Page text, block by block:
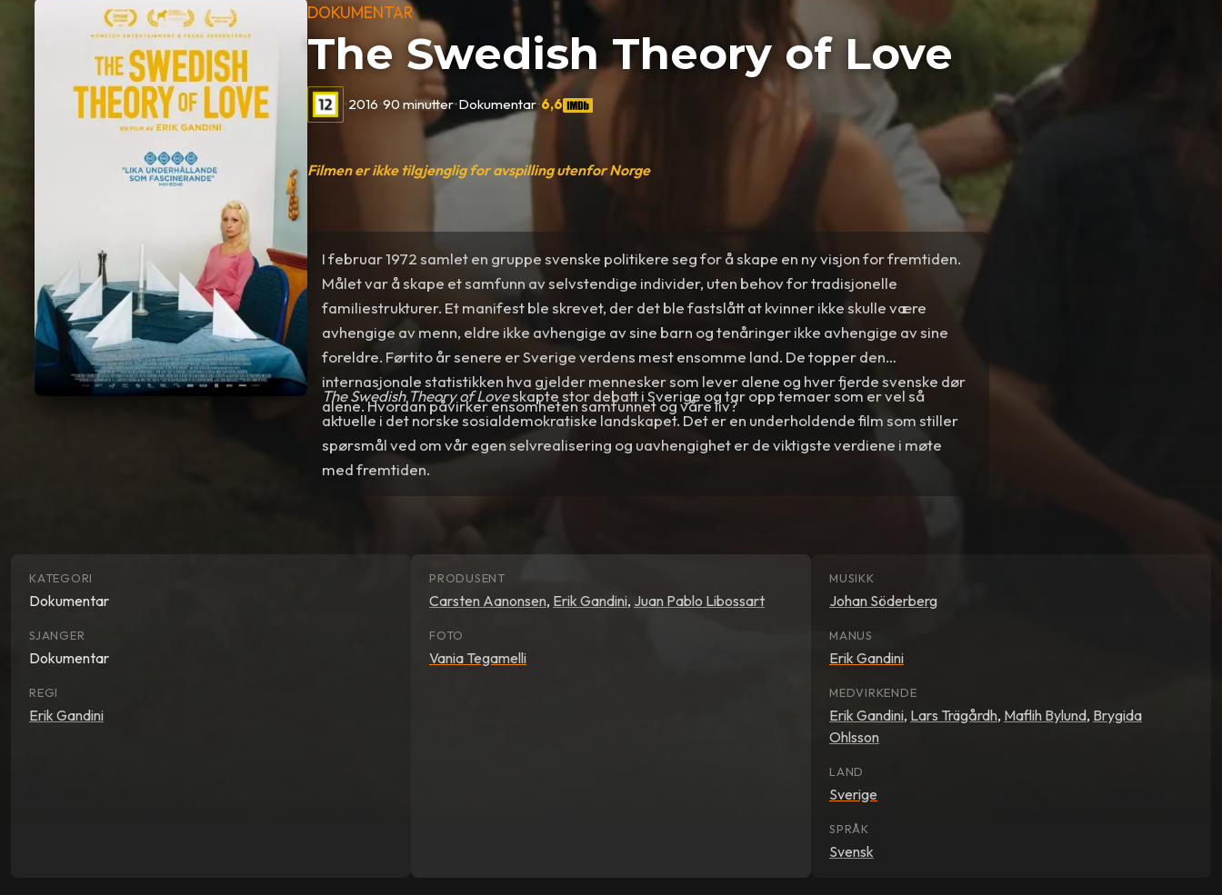
DOKUMENTAR
The Swedish Theory of Love
•2016•90 minutter•Dokumentar•6,6
Filmen er ikke tilgjenglig for avspilling utenfor Norge
I februar 1972 samlet en gruppe svenske politikere seg for å skape en ny visjon for fremtiden.
Målet var å skape et samfunn av selvstendige individer, uten behov for tradisjonelle
familiestrukturer. Et manifest ble skrevet, der det ble fastslått at kvinner ikke skulle være
avhengige av menn, eldre ikke avhengige av sine barn og tenåringer ikke avhengige av sine
foreldre. Førtito år senere er Sverige verdens mest ensomme land. De topper den
internasjonale statistikken hva gjelder mennesker som lever alene og hver fjerde svenske dør
alene. Hvordan påvirker ensomheten samfunnet og våre liv?
The Swedish Theory of Loveskapte stor debatt i Sverige og tar opp temaer som er vel så
aktuelle i det norske sosialdemokratiske landskapet. Det er en underholdende film som stiller
spørsmål ved om vår egen selvrealisering og uavhengighet er de viktigste verdiene i møte
med fremtiden.
KATEGORI
Dokumentar
SJANGER
Dokumentar
REGI
Erik Gandini
PRODUSENT
Carsten Aanonsen, Erik Gandini, Juan Pablo Libossart
FOTO
Vania Tegamelli
MUSIKK
Johan Söderberg
MANUS
Erik Gandini
MEDVIRKENDE
Erik Gandini, Lars Trägårdh, Maflih Bylund, Brygida
Ohlsson
LAND
Sverige
SPRÅK
Svensk